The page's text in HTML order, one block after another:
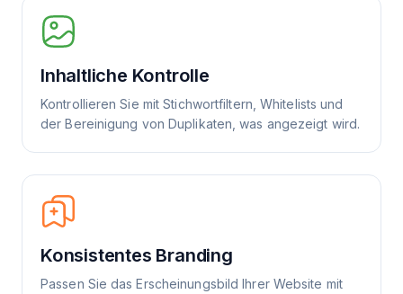
Inhaltliche Kontrolle
Kontrollieren Sie mit Stichwortfiltern, Whitelists und
der Bereinigung von Duplikaten, was angezeigt wird.
Konsistentes Branding
Passen Sie das Erscheinungsbild Ihrer Website mit